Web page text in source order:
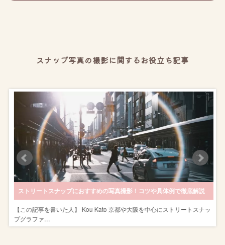
スナップ写真の撮影に関するお役立ち記事
ストリートスナップにおすすめの写真撮影！コツや具体例で徹底解説
【この記事を書いた人】 Kou Kato 京都や大阪を中心にストリートスナッ
プグラファ…